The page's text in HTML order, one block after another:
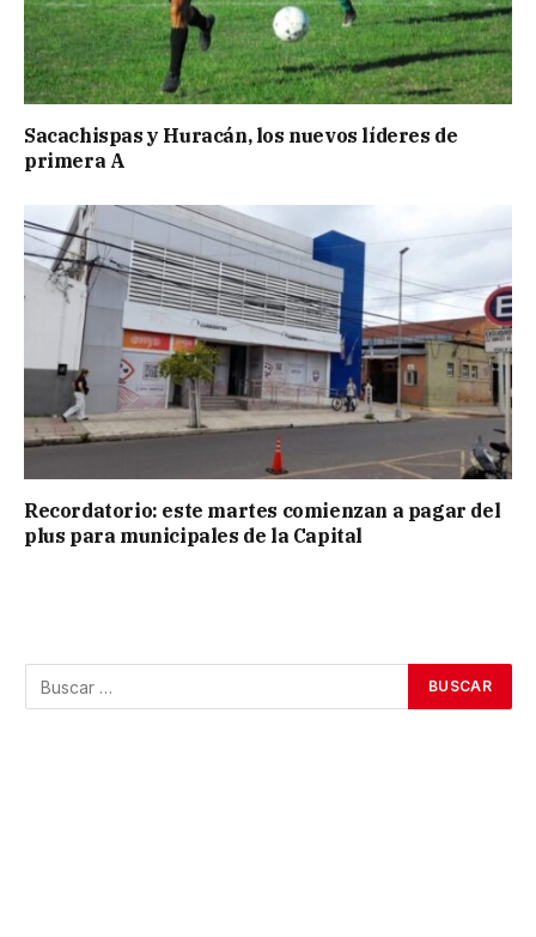
Sacachispas y Huracán, los nuevos líderes de
primera A
Recordatorio: este martes comienzan a pagar del
plus para municipales de la Capital